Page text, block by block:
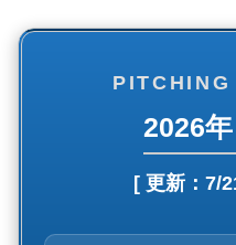
2026
[ 更新： 7/